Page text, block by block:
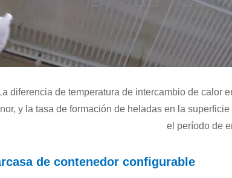
diferencia de temperatura de intercambio de calor
y la tasa de formación de heladas en la
el período de
de contenedor configurable